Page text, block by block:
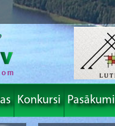
Konkursi Pasākumi